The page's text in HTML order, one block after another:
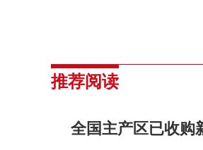
推荐阅读
全国主产区已收购